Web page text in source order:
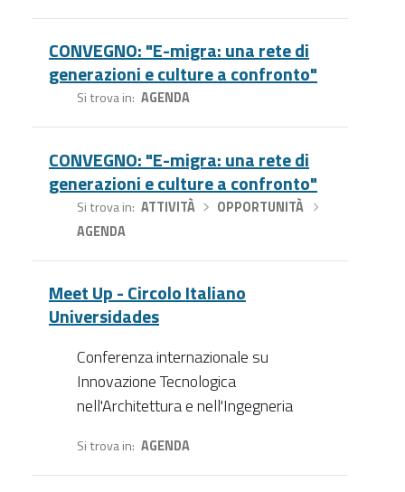
CONVEGNO: "E-migra: una rete di
generazioni e culture a confronto"
Si trova in AGENDA
CONVEGNO: "E-migra: una rete di
generazioni e culture a confronto"
Si trova in ATTIVITÀ› OPPORTUNITÀ
AGENDA
Meet Up - Circolo Italiano
Universidades
Conferenza internazionale su
Innovazione Tecnologica
nell'Architettura e nell'Ingegneria
Si trova in AGENDA